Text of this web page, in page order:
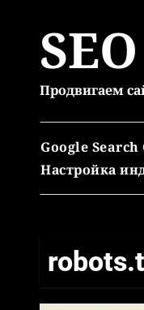
содержимому
Продвигаем
Google Search
Настройка